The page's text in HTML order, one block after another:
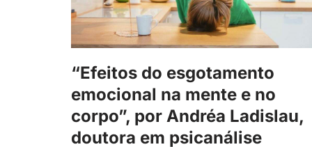
“Efeitos do esgotamento
emocional na mente e no
corpo”, por Andréa Ladislau,
doutora em psicanálise